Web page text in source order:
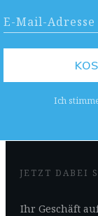
Ich
JETZT DABEI
Ihr Geschäft